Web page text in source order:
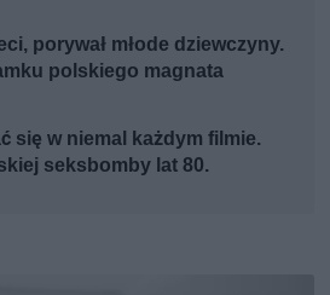
porywał młode dziewczyny.
polskiego magnata
się w niemal każdym filmie.
seksbomby lat 80.